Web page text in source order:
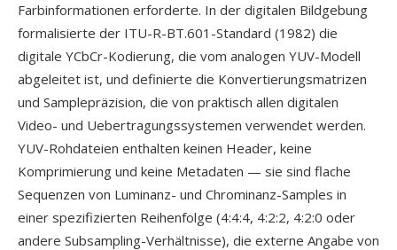
Farbinformationen erforderte. In der digitalen Bildgebung
formalisierte der ITU-R-BT.601-Standard (1982) die
digitale YCbCr-Kodierung, die vom analogen YUV-Modell
abgeleitet ist, und definierte die Konvertierungsmatrizen
und Samplepräzision, die von praktisch allen digitalen
Video- und Uebertragungssystemen verwendet werden.
YUV-Rohdateien enthalten keinen Header, keine
Komprimierung und keine Metadaten — sie sind flache
Sequenzen von Luminanz- und Chrominanz-Samples in
einer spezifizierten Reihenfolge (4:4:4, 4:2:2, 4:2:0 oder
andere Subsampling-Verhältnisse), die externe Angabe von